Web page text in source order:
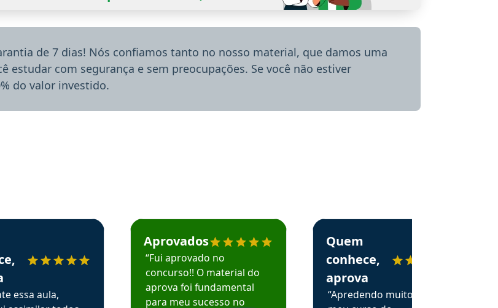
de 7 dias! Nós confiamos tanto no nosso material, que damos uma
estudar com segurança e sem preocupações. Se você não estiver
do valor investido.
recomenda o Aprova Concursos em depoimento
essa aula,
Estudante Mário recomenda o Aprova Concursos em depoimento
Aprovados
“Fui aprovado no
concurso!! O material do
aprova foi fundamental
para meu sucesso no
Estudante Alessandra recomenda o Aprova
Quem
conhece,
aprova
“Apredendo muito no